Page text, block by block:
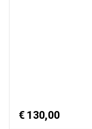
€ 130,00